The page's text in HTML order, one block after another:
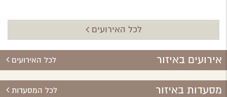
לכל האירועים
אירועים באיזור לכל האירועים
מסעדות באיזור לכל המסעדות